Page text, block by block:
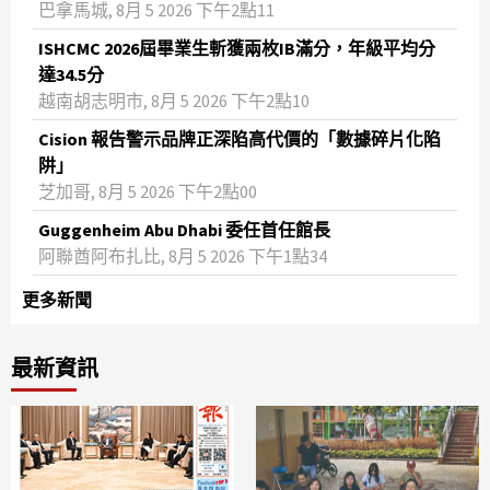
巴拿馬城, 8月 5 2026 下午2點11
ISHCMC 2026屆畢業生斬獲兩枚IB滿分，年級平均分
達34.5分
越南胡志明市, 8月 5 2026 下午2點10
Cision 報告警示品牌正深陷高代價的「數據碎片化陷
阱」
芝加哥, 8月 5 2026 下午2點00
Guggenheim Abu Dhabi 委任首任館長
阿聯酋阿布扎比, 8月 5 2026 下午1點34
更多新聞
最新資訊